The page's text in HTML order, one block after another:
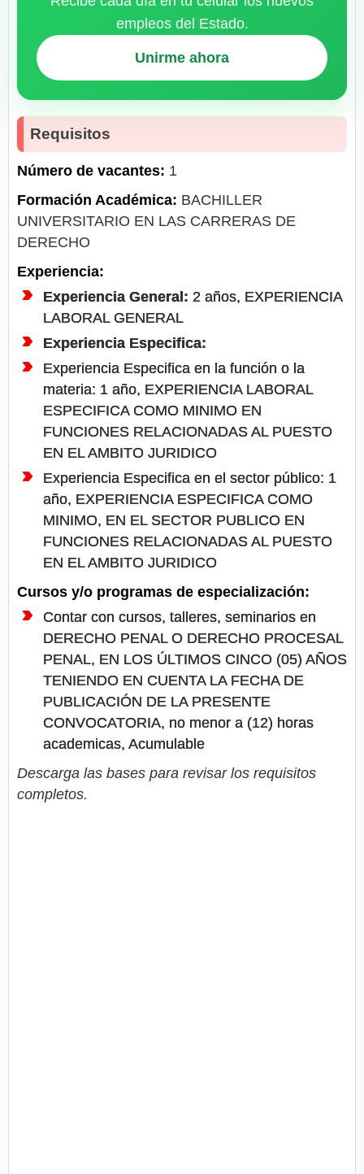
empleos del Estado.
Unirme ahora
Requisitos
Número de vacantes: 1
Formación Académica: BACHILLER
UNIVERSITARIO EN LAS CARRERAS DE
DERECHO
Experiencia:
Experiencia General: 2 años, EXPERIENCIA
LABORAL GENERAL
Experiencia Especifica:
Experiencia Especifica en la función o la
materia: 1 año, EXPERIENCIA LABORAL
ESPECIFICA COMO MINIMO EN
FUNCIONES RELACIONADAS AL PUESTO
EN EL AMBITO JURIDICO
Experiencia Especifica en el sector público: 1
año, EXPERIENCIA ESPECIFICA COMO
MINIMO, EN EL SECTOR PUBLICO EN
FUNCIONES RELACIONADAS AL PUESTO
EN EL AMBITO JURIDICO
Cursos y/o programas de especialización:
Contar con cursos, talleres, seminarios en
DERECHO PENAL O DERECHO PROCESAL
PENAL, EN LOS ÚLTIMOS CINCO (05) AÑOS
TENIENDO EN CUENTA LA FECHA DE
PUBLICACIÓN DE LA PRESENTE
CONVOCATORIA, no menor a (12) horas
academicas, Acumulable
Descarga las bases para revisar los requisitos
completos.